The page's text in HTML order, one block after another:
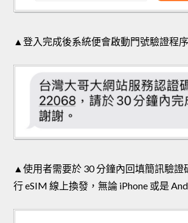
▲登入完成後系統便會啟動門號驗證程序
▲使用者需要於 30 分鐘內回填簡訊驗證
行 eSIM 線上換發，無論 iPhone 或是